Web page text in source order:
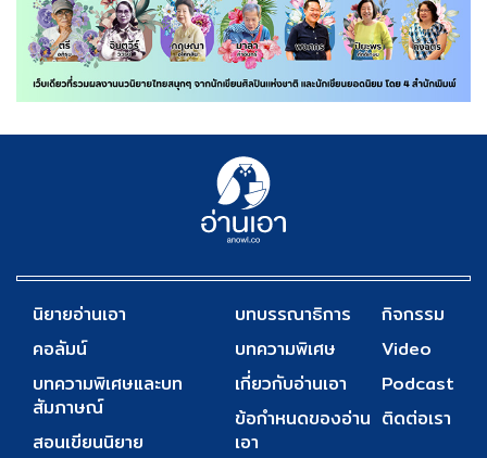
นิยายอ่านเอา
คอลัมน์
บทความพิเศษและบท
สัมภาษณ์
สอนเขียนนิยาย
บทบรรณาธิการ
บทความพิเศษ
เกี่ยวกับอ่านเอา
ข้อกำหนดของอ่าน
เอา
กิจกรรม
Video
Podcast
ติดต่อเรา